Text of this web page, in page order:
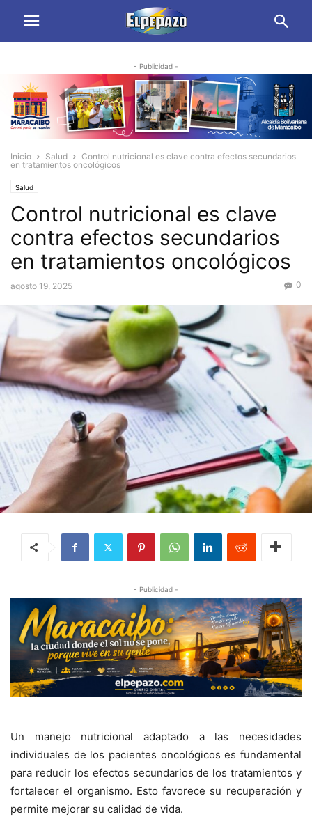
- Publicidad -
Inicio Salud
Control nutricional es clave contra efectos secundarios
en tratamientos oncológicos
Salud
Control nutricional es clave
contra efectos secundarios
en tratamientos oncológicos
agosto 19, 2025 0
- Publicidad -
Un manejo nutricional adaptado a las necesidades
individuales de los pacientes oncológicos es fundamental
para reducir los efectos secundarios de los tratamientos y
fortalecer el organismo. Esto favorece su recuperación y
permite mejorar su calidad de vida.